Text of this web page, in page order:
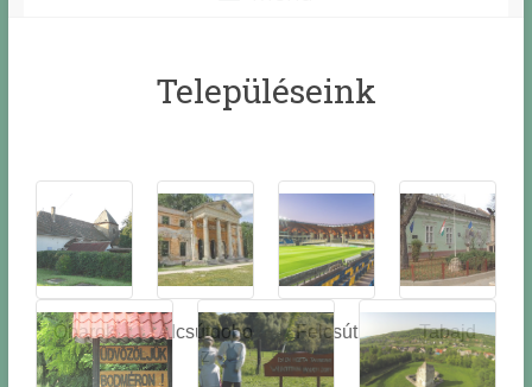
Településeink
Óbarok
Alcsútdobo
z
Felcsút Tabajd